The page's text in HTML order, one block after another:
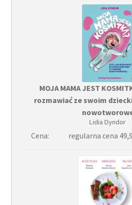
MOJA MAMA JEST
rozmawiać ze swoim
Lidia Dyndor
Cena: regularna cena